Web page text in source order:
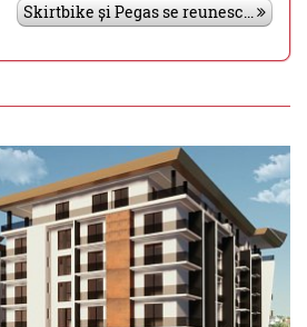
Skirtbike și Pegas se reunesc...